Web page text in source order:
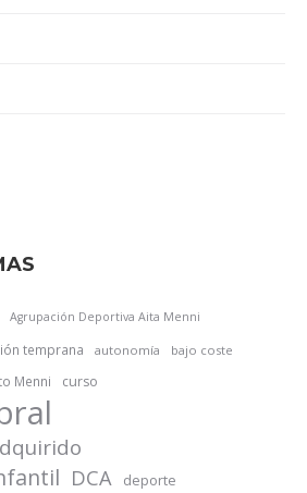
Agrupación Deportiva Aita Menni
temprana autonomía bajo coste
Menni curso
DCA deporte